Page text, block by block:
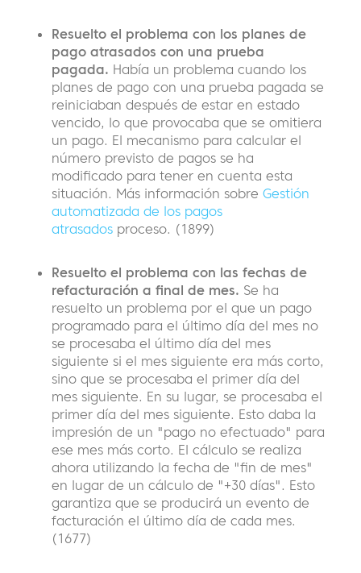
Resuelto el problema con los planes de
pago atrasados con una prueba
pagada. Había un problema cuando los
planes de pago con una prueba pagada se
reiniciaban después de estar en estado
vencido, lo que provocaba que se omitiera
un pago. El mecanismo para calcular el
número previsto de pagos se ha
modificado para tener en cuenta esta
situación. Más información sobre Gestión
automatizada de los pagos
atrasados proceso. (1899)
Resuelto el problema con las fechas de
refacturación a final de mes. Se ha
resuelto un problema por el que un pago
programado para el último día del mes no
se procesaba el último día del mes
siguiente si el mes siguiente era más corto,
sino que se procesaba el primer día del
mes siguiente. En su lugar, se procesaba el
primer día del mes siguiente. Esto daba la
impresión de un "pago no efectuado" para
ese mes más corto. El cálculo se realiza
ahora utilizando la fecha de "fin de mes"
en lugar de un cálculo de "+30 días". Esto
garantiza que se producirá un evento de
facturación el último día de cada mes.
(1677)